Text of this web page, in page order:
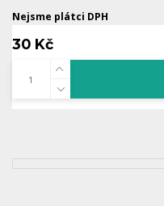
Nejsme plátci DPH
30 Kč